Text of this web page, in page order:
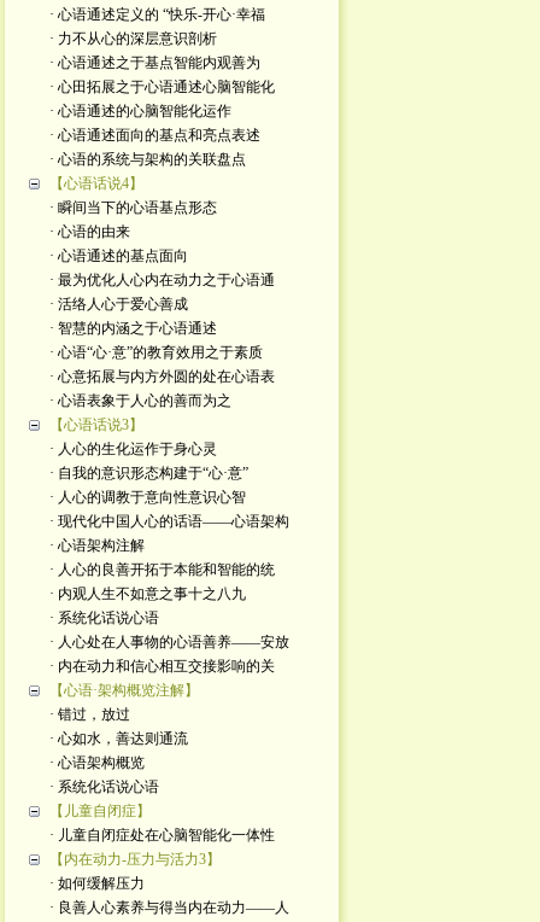
· 心语通述定义的 “快乐-开心·幸福
· 力不从心的深层意识剖析
· 心语通述之于基点智能内观善为
· 心田拓展之于心语通述心脑智能化
· 心语通述的心脑智能化运作
· 心语通述面向的基点和亮点表述
· 心语的系统与架构的关联盘点
【心语话说4】
· 瞬间当下的心语基点形态
· 心语的由来
· 心语通述的基点面向
· 最为优化人心内在动力之于心语通
· 活络人心于爱心善成
· 智慧的内涵之于心语通述
· 心语“心·意”的教育效用之于素质
· 心意拓展与内方外圆的处在心语表
· 心语表象于人心的善而为之
【心语话说3】
· 人心的生化运作于身心灵
· 自我的意识形态构建于“心·意”
· 人心的调教于意向性意识心智
· 现代化中国人心的话语——心语架构
· 心语架构注解
· 人心的良善开拓于本能和智能的统
· 内观人生不如意之事十之八九
· 系统化话说心语
· 人心处在人事物的心语善养——安放
· 内在动力和信心相互交接影响的关
【心语·架构概览注解】
· 错过，放过
· 心如水，善达则通流
· 心语架构概览
· 系统化话说心语
【儿童自闭症】
· 儿童自闭症处在心脑智能化一体性
【内在动力-压力与活力3】
· 如何缓解压力
· 良善人心素养与得当内在动力——人